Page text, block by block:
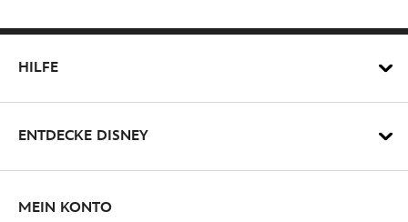
HILFE
ENTDECKE DISNEY
MEIN KONTO